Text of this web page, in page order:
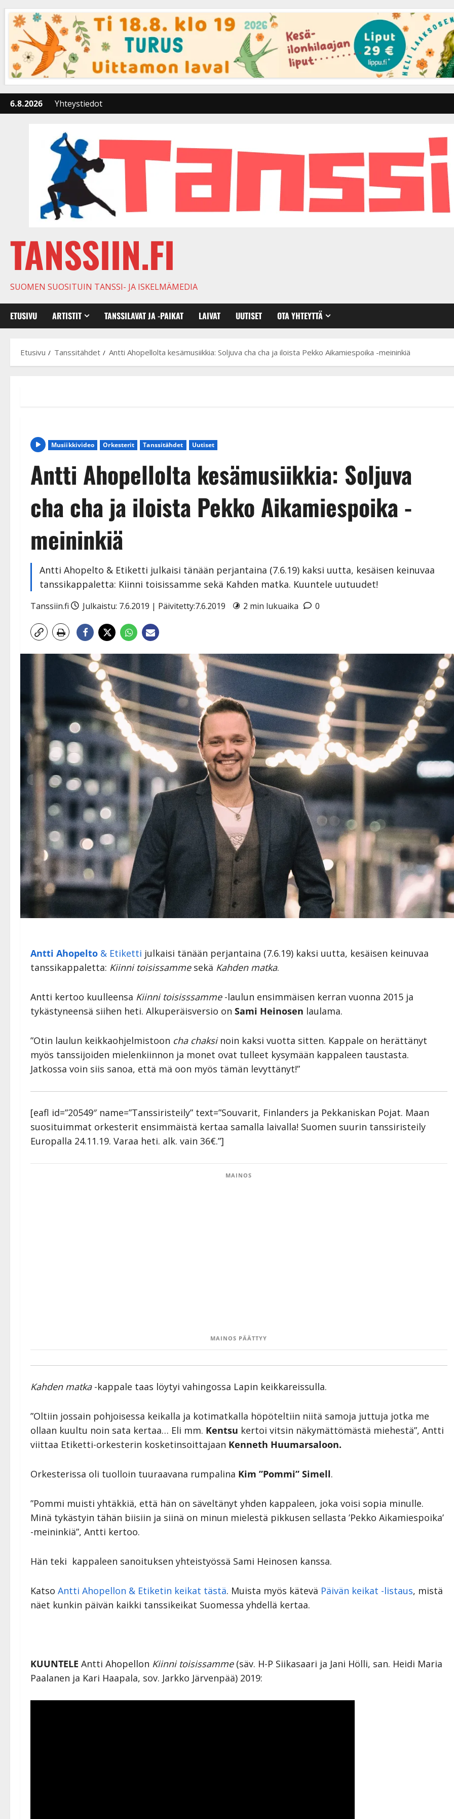
content
6.8.2026 Yhteystiedot
TANSSIIN.FI
SUOMEN SUOSITUIN TANSSI- JA ISKELMÄMEDIA
ETUSIVU ARTISTIT TANSSILAVAT JA -PAIKAT LAIVAT UUTISET OTA YHTEYTTÄ
Etusivu Tanssitähdet Antti Ahopellolta kesämusiikkia: Soljuva cha cha ja iloista Pekko Aikamiespoika -meininkiä
Musiikkivideo Orkesterit Tanssitähdet Uutiset
Antti Ahopellolta kesämusiikkia: Soljuva
cha cha ja iloista Pekko Aikamiespoika -
meininkiä
Antti Ahopelto & Etiketti julkaisi tänään perjantaina (7.6.19) kaksi uutta, kesäisen keinuvaa
tanssikappaletta: Kiinni toisissamme sekä Kahden matka. Kuuntele uutuudet!
Tanssiin.fi Julkaistu: 7.6.2019 | Päivitetty:7.6.2019 2 min lukuaika 0
Antti Ahopelto & Etiketti julkaisi tänään perjantaina (7.6.19) kaksi uutta, kesäisen keinuvaa
tanssikappaletta: Kiinni toisissammesekä Kahden matka.
Antti kertoo kuulleensa Kiinni toisisssamme-laulun ensimmäisen kerran vuonna 2015 ja
tykästyneensä siihen heti. Alkuperäisversio on Sami Heinosen laulama.
”Otin laulun keikkaohjelmistoon cha chaksinoin kaksi vuotta sitten. Kappale on herättänyt
myös tanssijoiden mielenkiinnon ja monet ovat tulleet kysymään kappaleen taustasta.
Jatkossa voin siis sanoa, että mä oon myös tämän levyttänyt!”
[eafl id=”20549″ name=”Tanssiristeily” text=”Souvarit, Finlanders ja Pekkaniskan Pojat. Maan
suosituimmat orkesterit ensimmäistä kertaa samalla laivalla! Suomen suurin tanssiristeily
Europalla 24.11.19. Varaa heti. alk. vain 36€.”]
MAINOS
MAINOS PÄÄTTYY
Kahden matka-kappale taas löytyi vahingossa Lapin keikkareissulla.
”Oltiin jossain pohjoisessa keikalla ja kotimatkalla höpöteltiin niitä samoja juttuja jotka me
ollaan kuultu noin sata kertaa… Eli mm. Kentsu kertoi vitsin näkymättömästä miehestä”, Antti
viittaa Etiketti-orkesterin kosketinsoittajaan Kenneth Huumarsaloon.
Orkesterissa oli tuolloin tuuraavana rumpalina Kim ”Pommi” Simell.
”Pommi muisti yhtäkkiä, että hän on säveltänyt yhden kappaleen, joka voisi sopia minulle.
Minä tykästyin tähän biisiin ja siinä on minun mielestä pikkusen sellasta ’Pekko Aikamiespoika’
-meininkiä”, Antti kertoo.
Hän teki kappaleen sanoituksen yhteistyössä Sami Heinosen kanssa.
Katso Antti Ahopellon & Etiketin keikat tästä. Muista myös kätevä Päivän keikat -listaus, mistä
näet kunkin päivän kaikki tanssikeikat Suomessa yhdellä kertaa.
KUUNTELE Antti Ahopellon Kiinni toisissamme(säv. H-P Siikasaari ja Jani Hölli, san. Heidi Maria
Paalanen ja Kari Haapala, sov. Jarkko Järvenpää) 2019: